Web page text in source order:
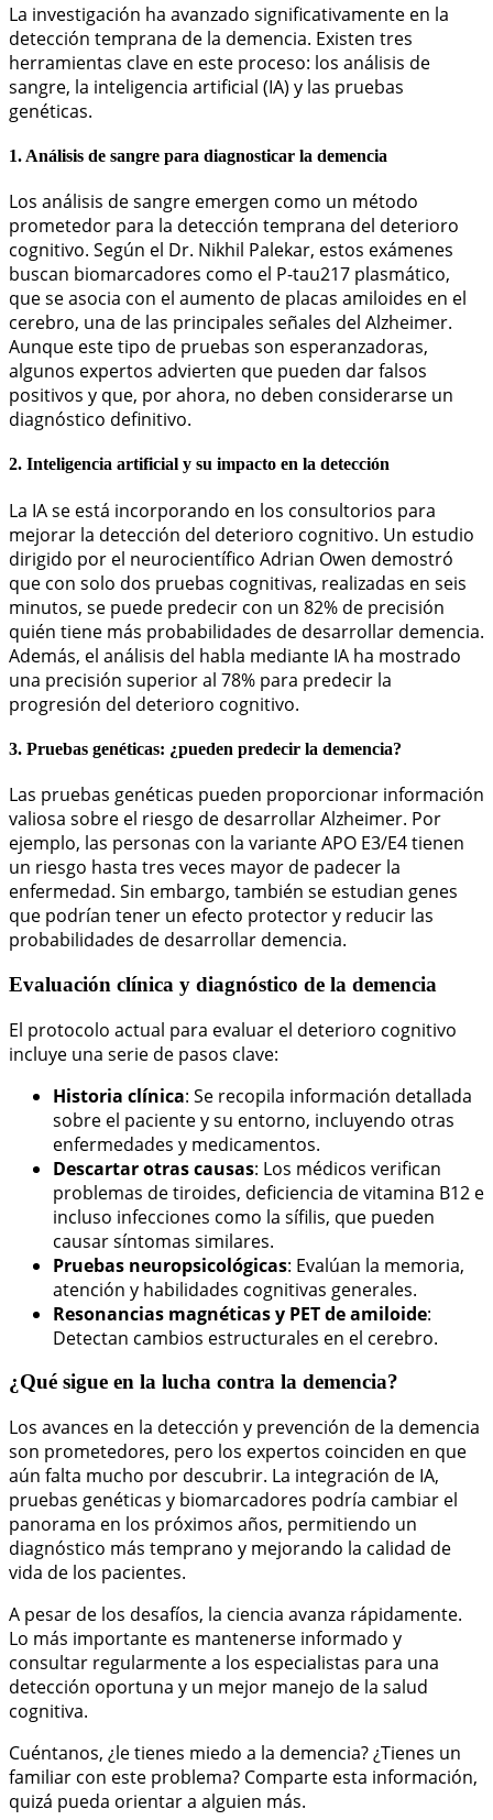
La investigación ha avanzado significativamente en la
detección temprana de la demencia. Existen tres
herramientas clave en este proceso: los análisis de
sangre, la inteligencia artificial (IA) y las pruebas
genéticas.
1. Análisis de sangre para diagnosticar la demencia
Los análisis de sangre emergen como un método
prometedor para la detección temprana del deterioro
cognitivo. Según el Dr. Nikhil Palekar, estos exámenes
buscan biomarcadores como el P-tau217 plasmático,
que se asocia con el aumento de placas amiloides en el
cerebro, una de las principales señales del Alzheimer.
Aunque este tipo de pruebas son esperanzadoras,
algunos expertos advierten que pueden dar falsos
positivos y que, por ahora, no deben considerarse un
diagnóstico definitivo.
2. Inteligencia artificial y su impacto en la detección
La IA se está incorporando en los consultorios para
mejorar la detección del deterioro cognitivo. Un estudio
dirigido por el neurocientífico Adrian Owen demostró
que con solo dos pruebas cognitivas, realizadas en seis
minutos, se puede predecir con un 82% de precisión
quién tiene más probabilidades de desarrollar demencia.
Además, el análisis del habla mediante IA ha mostrado
una precisión superior al 78% para predecir la
progresión del deterioro cognitivo.
3. Pruebas genéticas: ¿pueden predecir la demencia?
Las pruebas genéticas pueden proporcionar información
valiosa sobre el riesgo de desarrollar Alzheimer. Por
ejemplo, las personas con la variante APO E3/E4 tienen
un riesgo hasta tres veces mayor de padecer la
enfermedad. Sin embargo, también se estudian genes
que podrían tener un efecto protector y reducir las
probabilidades de desarrollar demencia.
Evaluación clínica y diagnóstico de la demencia
El protocolo actual para evaluar el deterioro cognitivo
incluye una serie de pasos clave:
Historia clínica: Se recopila información detallada
sobre el paciente y su entorno, incluyendo otras
enfermedades y medicamentos.
Descartar otras causas: Los médicos verifican
problemas de tiroides, deficiencia de vitamina B12 e
incluso infecciones como la sífilis, que pueden
causar síntomas similares.
Pruebas neuropsicológicas: Evalúan la memoria,
atención y habilidades cognitivas generales.
Resonancias magnéticas y PET de amiloide:
Detectan cambios estructurales en el cerebro.
¿Qué sigue en la lucha contra la demencia?
Los avances en la detección y prevención de la demencia
son prometedores, pero los expertos coinciden en que
aún falta mucho por descubrir. La integración de IA,
pruebas genéticas y biomarcadores podría cambiar el
panorama en los próximos años, permitiendo un
diagnóstico más temprano y mejorando la calidad de
vida de los pacientes.
A pesar de los desafíos, la ciencia avanza rápidamente.
Lo más importante es mantenerse informado y
consultar regularmente a los especialistas para una
detección oportuna y un mejor manejo de la salud
cognitiva.
Cuéntanos, ¿le tienes miedo a la demencia? ¿Tienes un
familiar con este problema? Comparte esta información,
quizá pueda orientar a alguien más.